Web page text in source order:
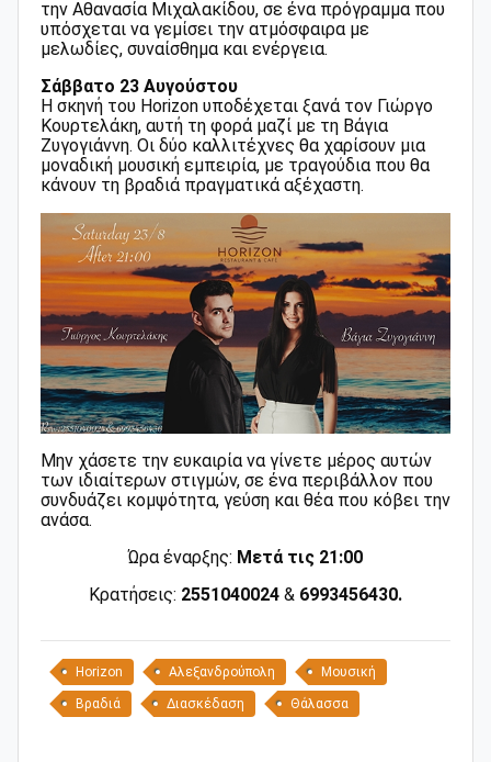
την Αθανασία Μιχαλακίδου, σε ένα πρόγραμμα που
υπόσχεται να γεμίσει την ατμόσφαιρα με
μελωδίες, συναίσθημα και ενέργεια.
Σάββατο 23 Αυγούστου
Η σκηνή του Horizon υποδέχεται ξανά τον Γιώργο
Κουρτελάκη, αυτή τη φορά μαζί με τη Βάγια
Ζυγογιάννη. Οι δύο καλλιτέχνες θα χαρίσουν μια
μοναδική μουσική εμπειρία, με τραγούδια που θα
κάνουν τη βραδιά πραγματικά αξέχαστη.
Μην χάσετε την ευκαιρία να γίνετε μέρος αυτών
των ιδιαίτερων στιγμών, σε ένα περιβάλλον που
συνδυάζει κομψότητα, γεύση και θέα που κόβει την
ανάσα.
Ώρα έναρξης: Μετά τις 21:00
Κρατήσεις: 2551040024 & 6993456430.
Horizon Αλεξανδρούπολη Μουσική
Βραδιά Διασκέδαση Θάλασσα